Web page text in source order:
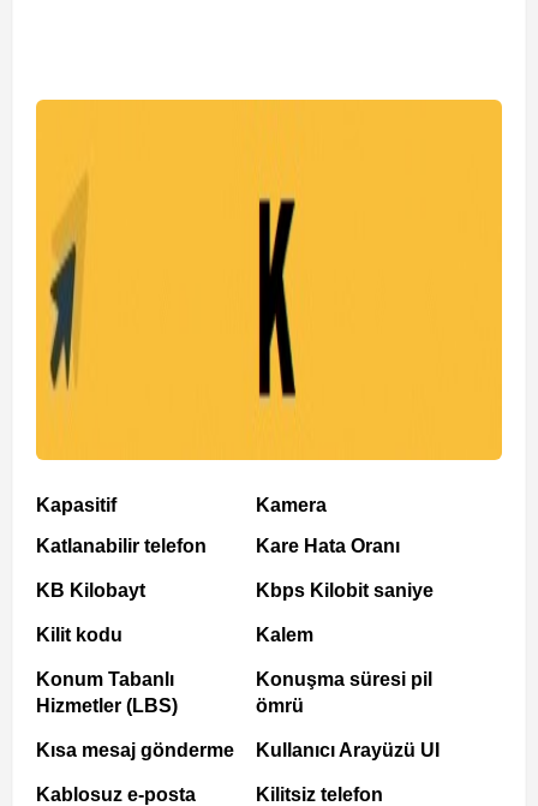
Kapasitif
Katlanabilir telefon
KB Kilobayt
Kilit kodu
Konum Tabanlı
Hizmetler (LBS)
Kısa mesaj gönderme
Kablosuz e-posta
Kamera
Kare Hata Oranı
Kbps Kilobit saniye
Kalem
Konuşma süresi pil
ömrü
Kullanıcı Arayüzü UI
Kilitsiz telefon